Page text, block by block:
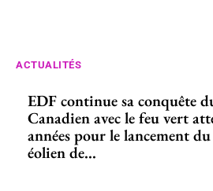
ACTUALITÉS
EDF continue sa conquête
Canadien avec le feu vert
années pour le lancement
éolien de...